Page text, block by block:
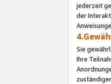
jederzeit
der
Sie
Ihre